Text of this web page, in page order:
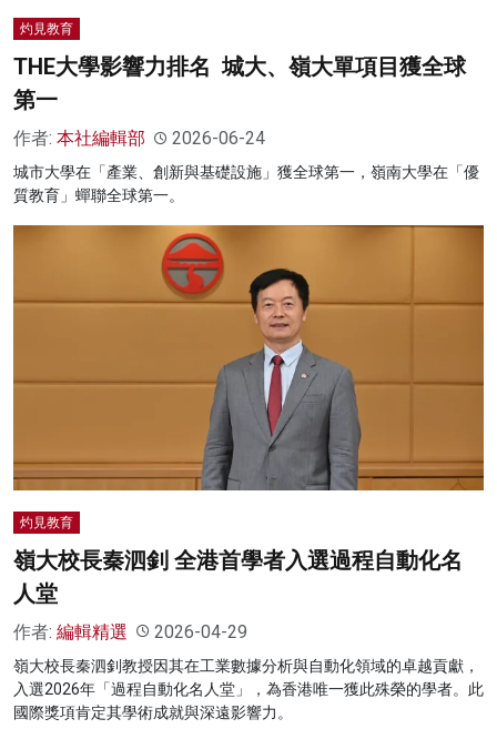
灼見教育
THE大學影響力排名 城大、嶺大單項目獲全球
第一
作者: 本社編輯部 2026-06-24
城市大學在「產業、創新與基礎設施」獲全球第一，嶺南大學在「優
質教育」蟬聯全球第一。
灼見教育
嶺大校長秦泗釗 全港首學者入選過程自動化名
人堂
作者: 編輯精選 2026-04-29
嶺大校長秦泗釗教授因其在工業數據分析與自動化領域的卓越貢獻，
入選2026年「過程自動化名人堂」，為香港唯一獲此殊榮的學者。此
國際獎項肯定其學術成就與深遠影響力。